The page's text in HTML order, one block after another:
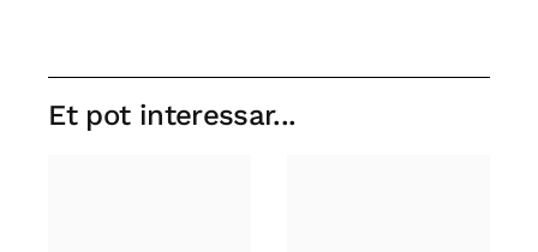
Et pot interessar...